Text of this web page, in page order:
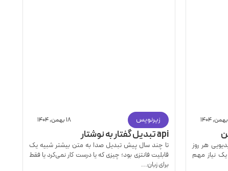
هر روز
نیاز مهم
زیرنویس ۱۸ بهمن, ۱۴۰۴
api تبدیل گفتار به نوشتار
تا چند سال پیش تبدیل صدا به متن بیشتر شبیه یک
قابلیت فانتزی بود؛ چیزی که یا درست کار نمی‌کرد یا فقط
برای زبان...